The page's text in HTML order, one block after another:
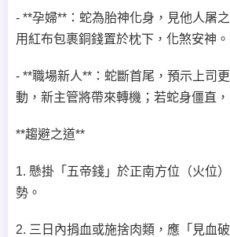
- **孕婦**：蛇為胎神化身，見他人屠
用紅布包裹銅錢置於枕下，化煞安神。
- **職場新人**：蛇斷首尾，預示上司
動，新主管將帶來轉機；若蛇身僵直
**趨避之道**
1. 懸掛「五帝錢」於正南方位（火位
勢。
2. 三日內捐血或施捨肉類，應「見血